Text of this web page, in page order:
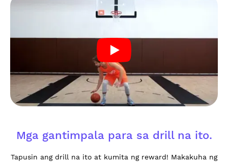
Mga gantimpala para sa drill na ito.
Tapusin ang drill na ito at kumita ng reward! Makakuha ng